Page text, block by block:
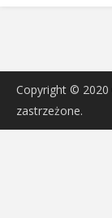
Copyright © 2020
zastrzeżone.